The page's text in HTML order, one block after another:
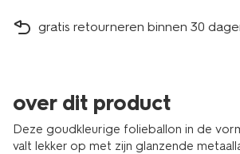
gratis retourneren binnen 30
over dit product
Deze goudkleurige folieballon in de
valt lekker op met zijn glanzende